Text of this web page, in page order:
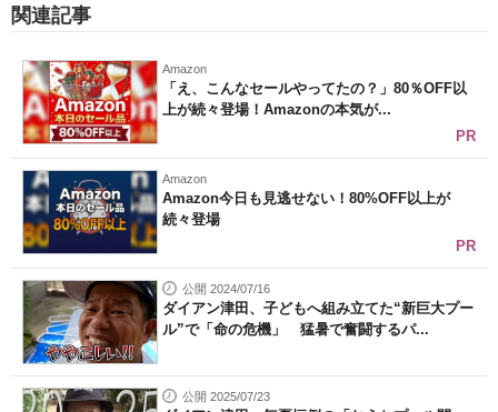
関連記事
Amazon
「え、こんなセールやってたの？」80％OFF以
上が続々登場！Amazonの本気が...
PR
Amazon
Amazon今日も見逃せない！80%OFF以上が
続々登場
PR
公開 2024/07/16
ダイアン津田、子どもへ組み立てた“新巨大プー
ル”で「命の危機」 猛暑で奮闘するパ...
公開 2025/07/23